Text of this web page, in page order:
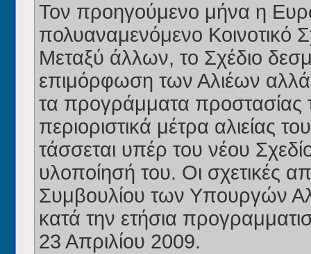
Τον προηγούμενο μήνα η
πολυαναμενόμενο Κοινοτικό
Μεταξύ άλλων, το Σχέδιο
επιμόρφωση των Αλιέων αλλά
τα προγράμματα προστασίας
περιοριστικά μέτρα αλιείας
τάσσεται υπέρ του νέου
υλοποίησή του. Οι σχετικές
Συμβουλίου των Υπουργών
κατά την ετήσια
23 Απριλίου 2009.